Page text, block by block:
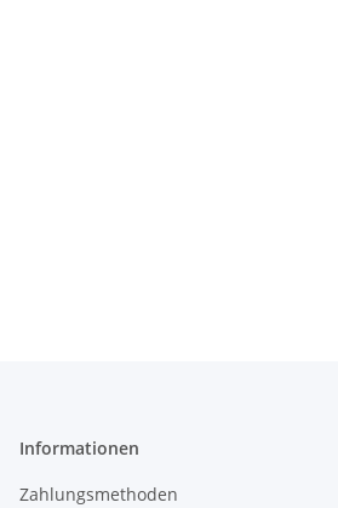
Informationen
Zahlungsmethoden